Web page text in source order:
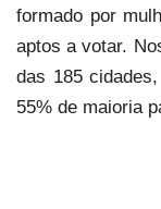
formado por
aptos a votar.
das 185
55% de maioria